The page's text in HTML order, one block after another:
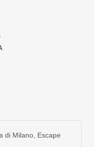
di Milano Escape